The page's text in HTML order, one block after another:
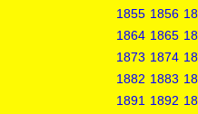
1855 1856
1864 1865
1873 1874
1882 1883
1891 1892